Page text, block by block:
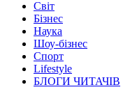
Світ
Бізнес
Наука
Шоу-бізнес
Спорт
Lifestyle
БЛОГИ ЧИТАЧІВ